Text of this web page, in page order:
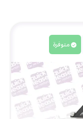
متوفرة